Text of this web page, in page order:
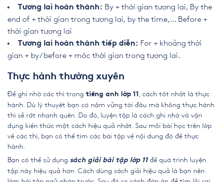
Tương lai hoàn thành: By + thời gian tương lai, By the
end of + thời gian trong tương lai, by the time,… Before +
thời gian tương lai
Tương lai hoàn thành tiếp diễn: For + khoảng thời
gian + by/ before + mốc thời gian trong tương lai.
Thực hành thường xuyên
Để ghi nhớ các thì trong tiếng anh lớp 11
, cách tốt nhất là thực
hành. Dù lý thuyết bạn có nắm vững tới đâu mà không thực hành
thì sẽ rất nhanh quên. Do đó, luyện tập là cách ghi nhớ và vận
dụng kiến thức một cách hiệu quả nhất. Sau mỗi bài học trên lớp
về các thì, bạn có thể tìm các bài tập về nội dung đó để thực
hành.
Bạn có thể sử dụng sách giải bài tập lớp 11để quá trình luyện
tập này hiệu quả hơn. Cách dùng sách giải hiệu quả là bạn nên